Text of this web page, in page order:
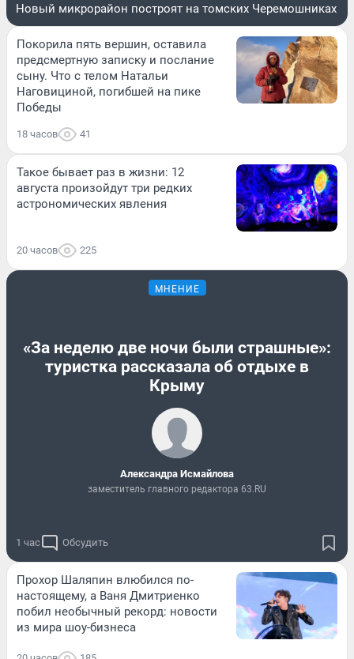
Новый микрорайон построят на томских Черемошниках
Покорила пять вершин, оставила
предсмертную записку и послание
сыну. Что с телом Натальи
Наговициной, погибшей на пике
Победы
18 часов 41
Такое бывает раз в жизни: 12
августа произойдут три редких
астрономических явления
20 часов 225
МНЕНИЕ
«За неделю две ночи были страшные»:
туристка рассказала об отдыхе в
Крыму
Александра Исмайлова
заместитель главного редактора 63.RU
1 час Обсудить
Прохор Шаляпин влюбился по-
настоящему, а Ваня Дмитриенко
побил необычный рекорд: новости
из мира шоу-бизнеса